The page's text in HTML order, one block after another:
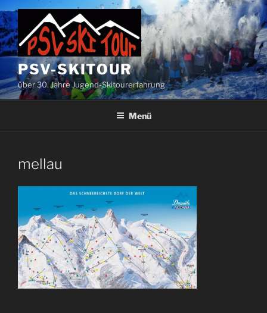
Zum
Inhalt
springen
PSV-SKITOUR
über 30. Jahre Jugend-Skitourerfahrung
Menü
mellau